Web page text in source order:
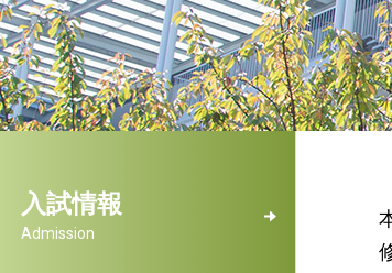
入試情報
Admission